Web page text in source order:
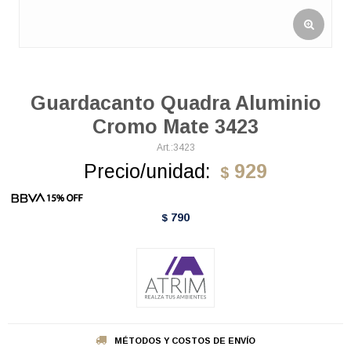
Guardacanto Quadra Aluminio
Cromo Mate 3423
3423
Precio/unidad: $ 929
$ 790
MÉTODOS Y COSTOS DE ENVÍO